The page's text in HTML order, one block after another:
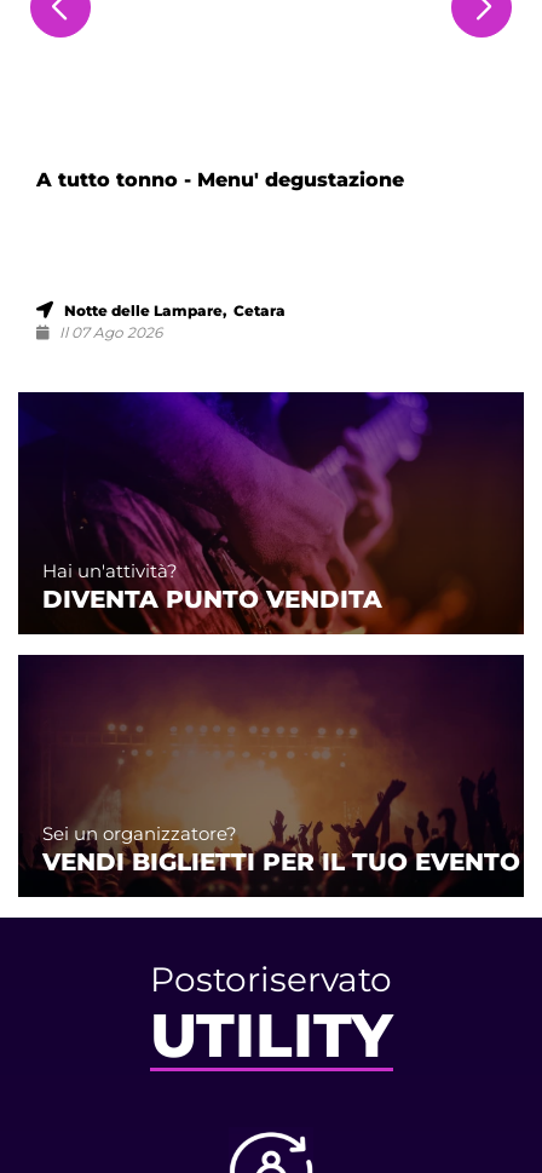
A tutto tonno - Menu' degustazione
Notte delle Lampare, Cetara
Il 07 Ago 2026
Hai un'attività?
DIVENTA PUNTO VENDITA
Sei un organizzatore?
VENDI BIGLIETTI PER IL TUO EVENTO
Postoriservato
UTILITY